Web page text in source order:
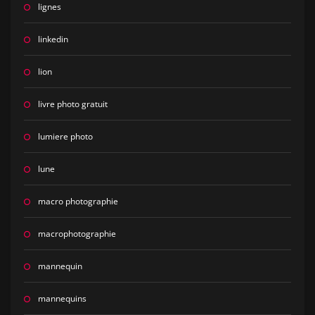
lignes
linkedin
lion
livre photo gratuit
lumiere photo
lune
macro photographie
macrophotographie
mannequin
mannequins